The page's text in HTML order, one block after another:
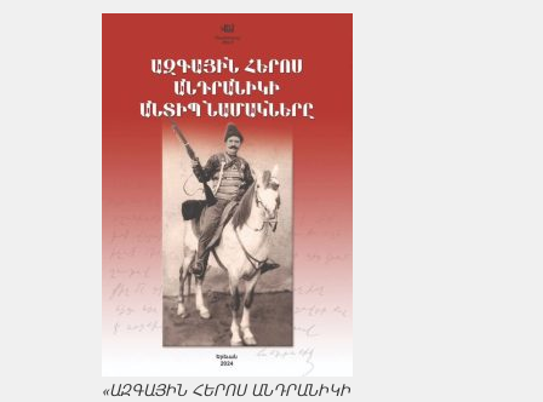
«ԱԶԳԱՅԻՆ ՀԵՐՈՍ ԱՆԴՐԱՆԻԿԻ